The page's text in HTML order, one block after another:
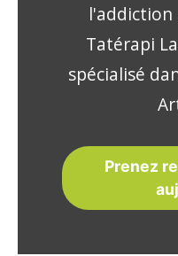
l'addiction
Tatérapi
spécialisé
Prenez